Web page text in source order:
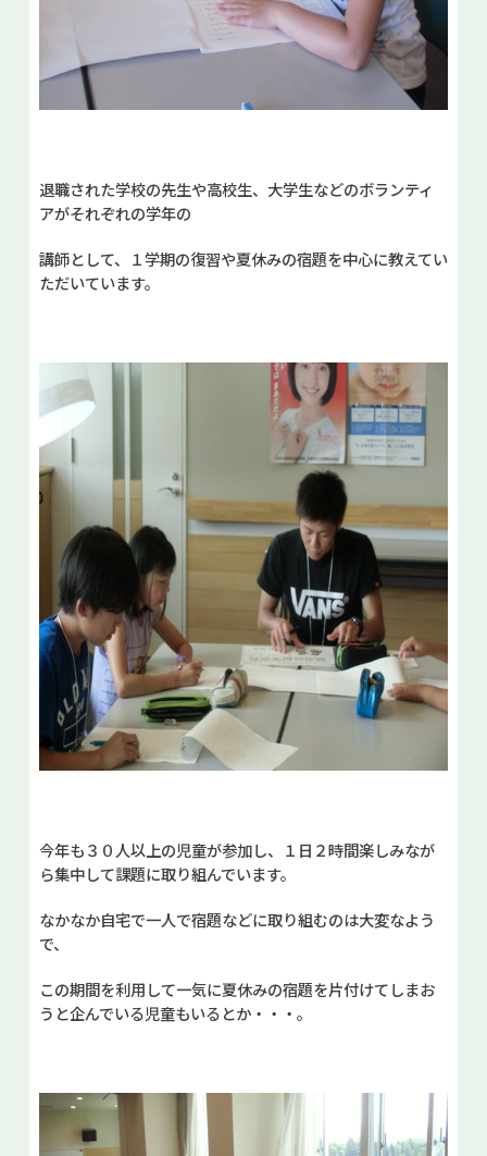
退職された学校の先生や高校生、大学生などのボランティ
アがそれぞれの学年の
講師として、１学期の復習や夏休みの宿題を中心に教えてい
ただいています。
今年も３０人以上の児童が参加し、１日２時間楽しみなが
ら集中して課題に取り組んでいます。
なかなか自宅で一人で宿題などに取り組むのは大変なよう
で、
この期間を利用して一気に夏休みの宿題を片付けてしまお
うと企んでいる児童もいるとか・・・。